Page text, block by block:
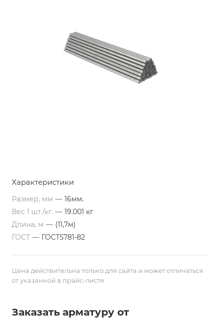
Характеристики
Размер, мм — 16мм.
Вес 1 шт./кг. — 19.001 кг
Длина, м — (11,7м)
ГОСТ — ГОСТ5781-82
Цена действительна только для сайта и может отличаться
от указанной в прайс-листе
Заказать арматуру от